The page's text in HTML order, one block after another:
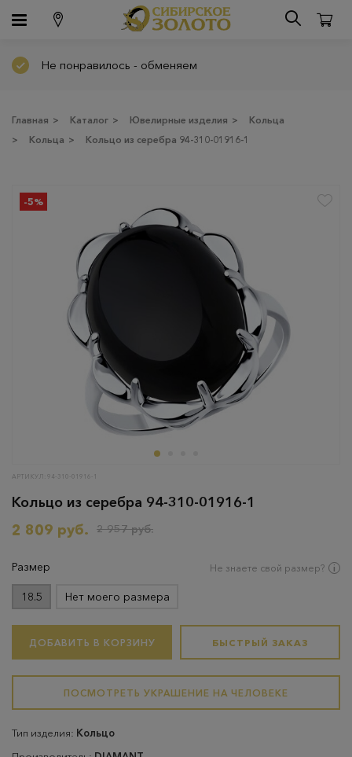
Не понравилось - обменяем
Главная > Каталог > Ювелирные изделия >
Кольца
>
Кольца > Кольцо из серебра 94-310-01916-1
-5%
АРТИКУЛ: 94-310-01916-1
Кольцо из серебра 94-310-01916-1
2 809 руб.
2 957 руб.
Размер Не знаете свой размер?
18.5 Нет моего размера
ДОБАВИТЬ В КОРЗИНУ БЫСТРЫЙ ЗАКАЗ
ПОСМОТРЕТЬ УКРАШЕНИЕ НА ЧЕЛОВЕКЕ
Тип изделия: Кольцо